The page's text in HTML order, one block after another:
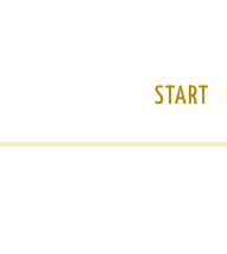
START